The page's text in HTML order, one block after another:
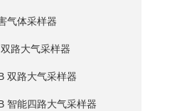
气体采样器
路大气采样器
双路大气采样器
智能四路大气采样器